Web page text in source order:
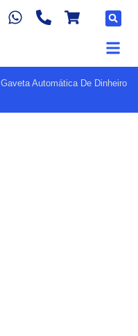
Gaveta Automática De Dinheiro